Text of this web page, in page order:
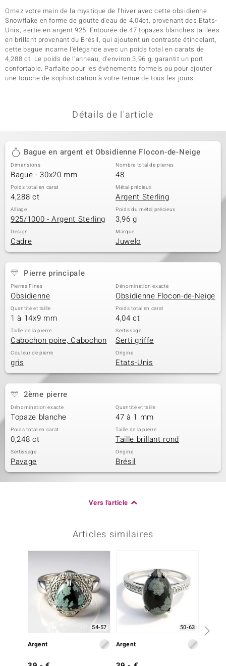
Ornez votre main de la mystique de l'hiver avec cette obsidienne
Snowflake en forme de goutte d'eau de 4,04ct, provenant des Etats-
Unis, sertie en argent 925. Entourée de 47 topazes blanches taillées
en brillant provenant du Brésil, qui ajoutent un contraste étincelant,
cette bague incarne l'élégance avec un poids total en carats de
4,288 ct. Le poids de l'anneau, d'environ 3,96 g, garantit un port
confortable. Parfaite pour les événements formels ou pour ajouter
une touche de sophistication à votre tenue de tous les jours.
Détails de l'article
Bague en argent et Obsidienne Flocon-de-Neige
Dimensions
Bague - 30x20 mm
Nombre total de pierres
48
Poids total en carat
4,288 ct
Métal précieux
Argent Sterling
Alliage
925/1000 - Argent Sterling
Poids du métal précieux
3,96 g
Design
Cadre
Marque
Juwelo
Pierre principale
Pierres Fines
Obsidienne
Dénomination exacte
Obsidienne Flocon-de-Neige
Quantité et taille
1 à 14x9 mm
Poids total en carat
4,04 ct
Taille de la pierre
Cabochon poire, Cabochon
Sertissage
Serti griffe
Couleur de pierre
gris
Origine
Etats-Unis
2ème pierre
Dénomination exacte
Topaze blanche
Quantité et taille
47 à 1 mm
Poids total en carat
0,248 ct
Taille de la pierre
Taille brillant rond
Sertissage
Pavage
Origine
Brésil
Vers l'article
Articles similaires
54-57
Argent
50-63
Argent